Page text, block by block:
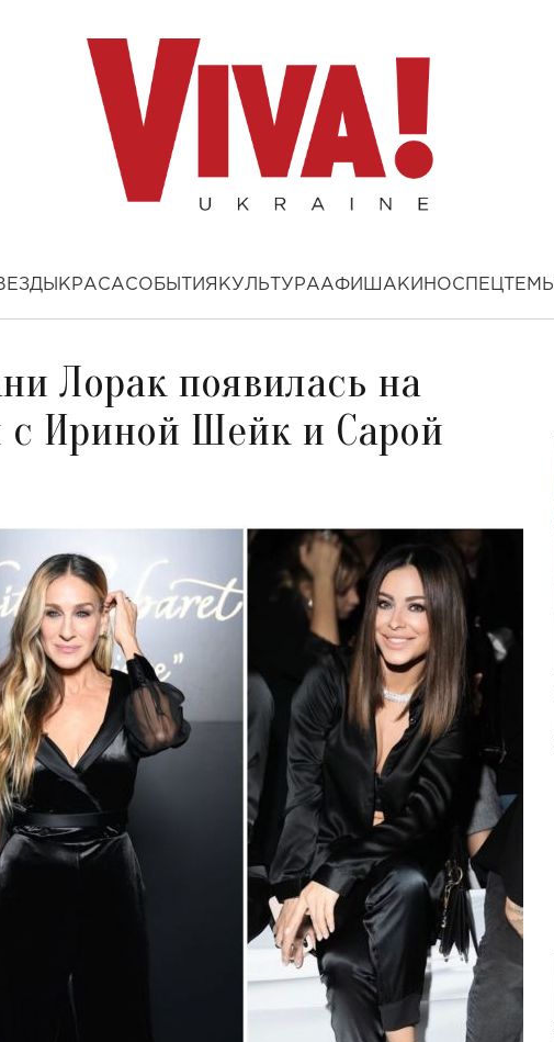
КРАСАСОБЫТИЯ КУЛЬТУРААФИША КИНОСПЕЦТЕМЫ
Лорак появилась на
Ириной Шейк и Сарой